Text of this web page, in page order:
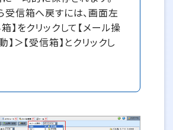
受信箱へ戻すには、画面左
】をクリックして【メール操
】＞【受信箱】とクリックし